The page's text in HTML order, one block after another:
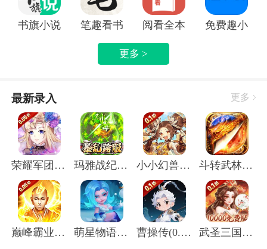
老师：专业的课程老师团队，帮你找到适合你的学习路
径
v4.1.2 更新
修复商城跳转BUG
v3.1.16 版本
1、修复已知BUG
书旗小说APP笔趣看书小说app阅看全本免费小说APP
免费趣小说
更多 >
最新录入 更多
荣耀军团(0.05折主宰天命) 玛雅战纪(屠魔沉默专属) 小小幻兽录(虎踞中原0.1折) 斗转武林(圣金专属单职业)
巅峰霸业(封神榜0.05折) 萌星物语(登录送5星英雄) 曹操传(0.1折送终身元宝卡) 武圣三国(0.1无限代金免费版)